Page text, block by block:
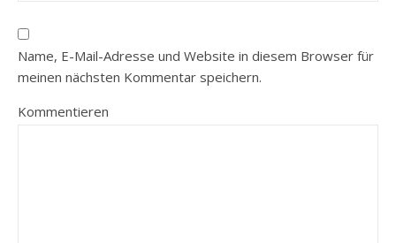
Name, E-Mail-Adresse und Website in diesem Browser für
meinen nächsten Kommentar speichern.
Kommentieren